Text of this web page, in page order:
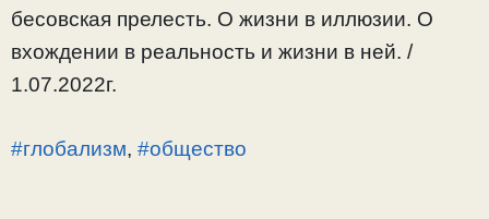
бесовская прелесть. О жизни в иллюзии. О
вхождении в реальность и жизни в ней. /
1.07.2022г.
#глобализм, #общество